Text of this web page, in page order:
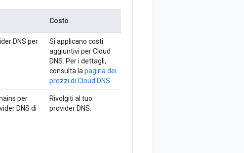
Costo
DNS per
Si applicano costi
aggiuntivi per Cloud
DNS. Per i dettagli,
consulta la pagina dei
prezzi di Cloud DNS
per
DNS di
Rivolgiti al tuo
provider DNS.